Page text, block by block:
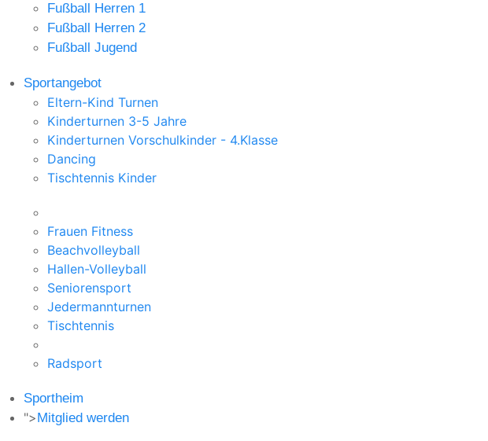
Fußball Herren 1
Fußball Herren 2
Fußball Jugend
Sportangebot
Eltern-Kind Turnen
Kinderturnen 3-5 Jahre
Kinderturnen Vorschulkinder - 4.Klasse
Dancing
Tischtennis Kinder
Frauen Fitness
Beachvolleyball
Hallen-Volleyball
Seniorensport
Jedermannturnen
Tischtennis
Radsport
Sportheim
">Mitglied werden